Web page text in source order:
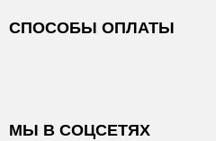
СПОСОБЫ ОПЛАТЫ
МЫ В СОЦСЕТЯХ